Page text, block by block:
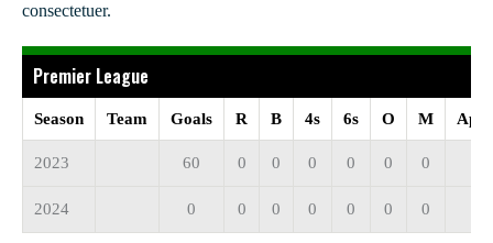
consectetuer.
Premier League
Season Team Goals R B 4s 6s O M
2023 60 0 0 0 0 0 0
2024 0 0 0 0 0 0 0